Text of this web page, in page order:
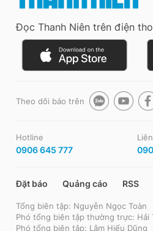
Đọc Thanh Niên trên điện
Theo dõi báo trên
Hotline
0906 645 777
Đặt báo Quảng cáo RSS
Tổng biên tập: Nguyễn Ngọc Toàn
Phó tổng biên tập thường trực: Hải
Phó tổng biên tập: Lâm Hiếu Dũng